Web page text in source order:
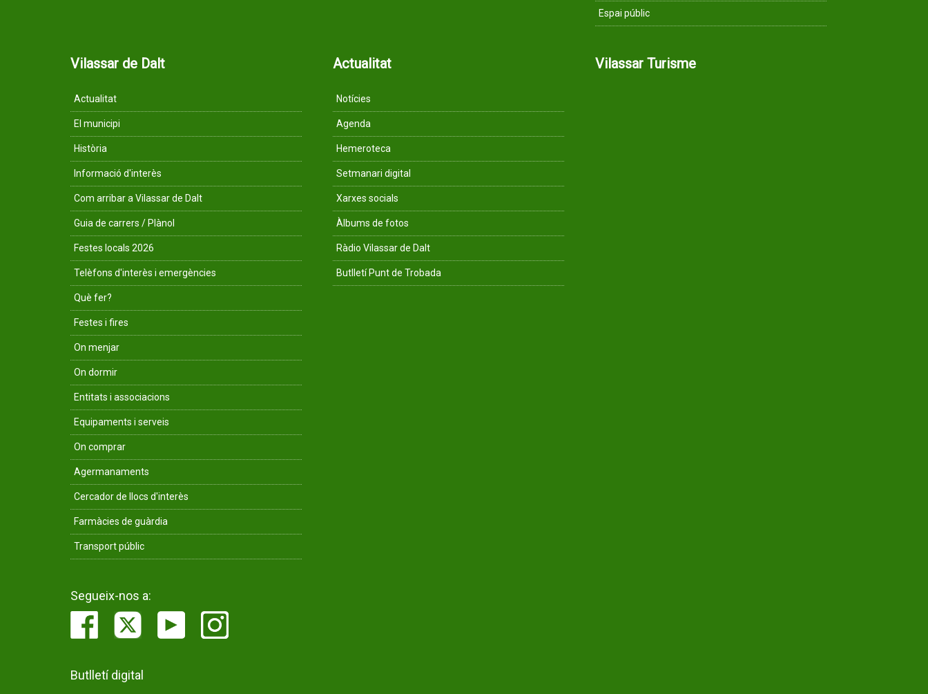
Espai públic
Vilassar de Dalt
Actualitat
El municipi
Història
Informació d'interès
Com arribar a Vilassar de Dalt
Guia de carrers / Plànol
Festes locals 2026
Telèfons d'interès i emergències
Què fer?
Festes i fires
On menjar
On dormir
Entitats i associacions
Equipaments i serveis
On comprar
Agermanaments
Cercador de llocs d'interès
Farmàcies de guàrdia
Transport públic
Actualitat
Notícies
Agenda
Hemeroteca
Setmanari digital
Xarxes socials
Àlbums de fotos
Ràdio Vilassar de Dalt
Butlletí Punt de Trobada
Vilassar Turisme
Segueix-nos a:
Butlletí digital